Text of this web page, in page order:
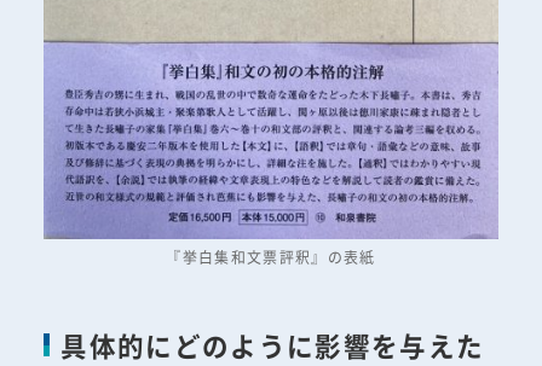
『挙白集和文票評釈』の表紙
具体的にどのように影響を与えた